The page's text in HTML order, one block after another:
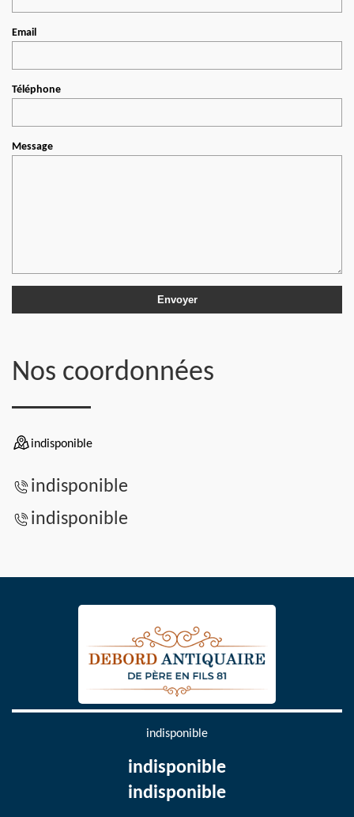
Email
Téléphone
Message
Nos coordonnées
indisponible
indisponible
indisponible
indisponible
indisponible
indisponible